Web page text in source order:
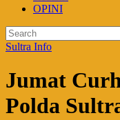
OPINI
Sultra Info
Jumat
Polda